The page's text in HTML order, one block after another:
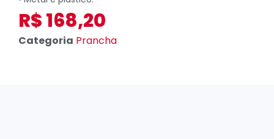
R$168,20
Categoria Prancha